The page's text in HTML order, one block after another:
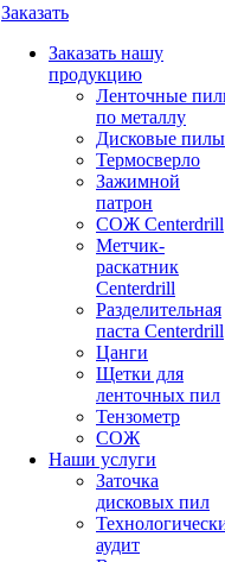
Заказать
Заказать нашу
продукцию
Ленточные
по металлу
Дисковые пилы
Термосверло
Зажимной
патрон
СОЖ Centerdrill
Метчик-
раскатник
Centerdrill
Разделительная
паста Centerdrill
Цанги
Щетки для
ленточных пил
Тензометр
СОЖ
Наши услуги
Заточка
дисковых пил
аудит